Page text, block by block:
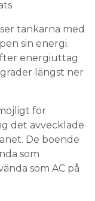
tankarna med
sin energi.
energiuttag
längst ner
för
det avvecklade
De boende
som
som AC på